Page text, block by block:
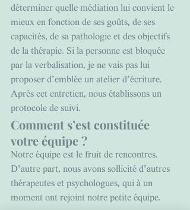
déterminer quelle médiation lui convient le
mieux en fonction de ses goûts, de ses
capacités, de sa pathologie et des objectifs
de la thérapie. Si la personne est bloquée
par la verbalisation, je ne vais pas lui
proposer d’emblée un atelier d’écriture.
Après cet entretien, nous établissons un
protocole de suivi.
Comment s’est constituée
votre équipe ?
Notre équipe est le fruit de rencontres.
D’autre part, nous avons sollicité d’autres
thérapeutes et psychologues, qui à un
moment ont rejoint notre petite équipe.